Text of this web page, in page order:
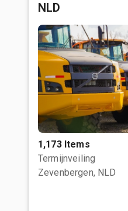
NLD
1,173 Items
Termijnveiling
Zevenbergen, NLD